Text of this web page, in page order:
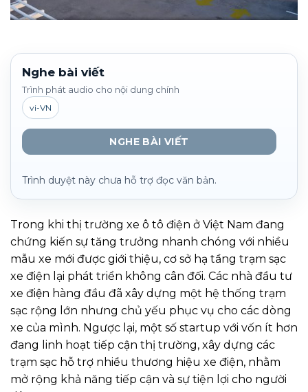
Nghe bài viết
Trình phát audio cho nội dung chính
vi-VN
NGHE BÀI VIẾT
Trình duyệt này chưa hỗ trợ đọc văn bản.
Trong khi thị trường xe ô tô điện ở Việt Nam đang
chứng kiến sự tăng trưởng nhanh chóng với nhiều
mẫu xe mới được giới thiệu, cơ sở hạ tầng trạm sạc
xe điện lại phát triển không cân đối. Các nhà đầu tư
xe điện hàng đầu đã xây dựng một hệ thống trạm
sạc rộng lớn nhưng chủ yếu phục vụ cho các dòng
xe của mình. Ngược lại, một số startup với vốn ít hơn
đang linh hoạt tiếp cận thị trường, xây dựng các
trạm sạc hỗ trợ nhiều thương hiệu xe điện, nhằm
mở rộng khả năng tiếp cận và sự tiện lợi cho người